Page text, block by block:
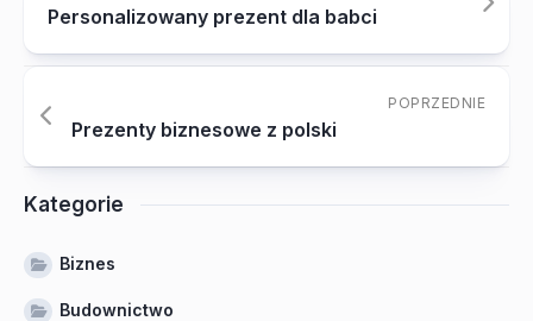
Personalizowany prezent dla babci
POPRZEDNIE
Prezenty biznesowe z polski
Kategorie
Biznes
Budownictwo